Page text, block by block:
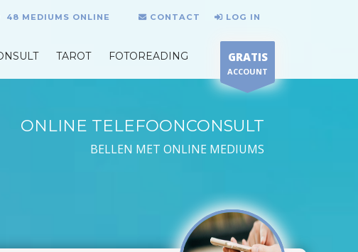
48 MEDIUMS ONLINE CONTACT LOG IN
TAROT FOTOREADING GRATIS
ACCOUNT
ONLINE TELEFOONCONSULT
BELLEN MET ONLINE MEDIUMS